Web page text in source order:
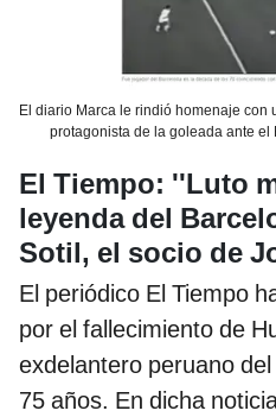
El diario Marca le rindió homenaje
protagonista de la goleada ante el
El Tiempo: ''Luto
leyenda del
Sotil, el socio de
El periódico El Tiempo
por el fallecimiento de
exdelantero peruano
75 años. En dicha